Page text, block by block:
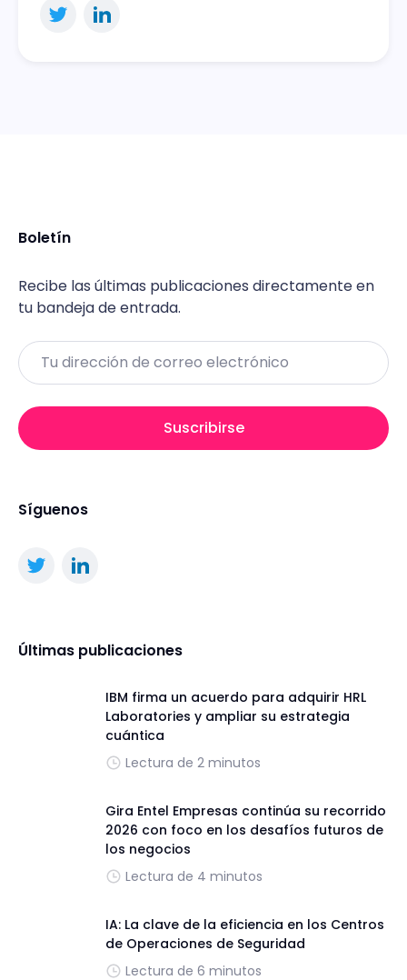
Boletín
Recibe las últimas publicaciones directamente en
tu bandeja de entrada.
Email
Suscribirse
Síguenos
Últimas publicaciones
IBM firma un acuerdo para adquirir HRL
Laboratories y ampliar su estrategia
cuántica
Lectura de 2 minutos
Gira Entel Empresas continúa su recorrido
2026 con foco en los desafíos futuros de
los negocios
Lectura de 4 minutos
IA: La clave de la eficiencia en los Centros
de Operaciones de Seguridad
Lectura de 6 minutos